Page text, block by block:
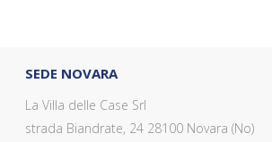
SEDE NOVARA
La Villa delle Case Srl
strada Biandrate, 24 28100 Novara (No)